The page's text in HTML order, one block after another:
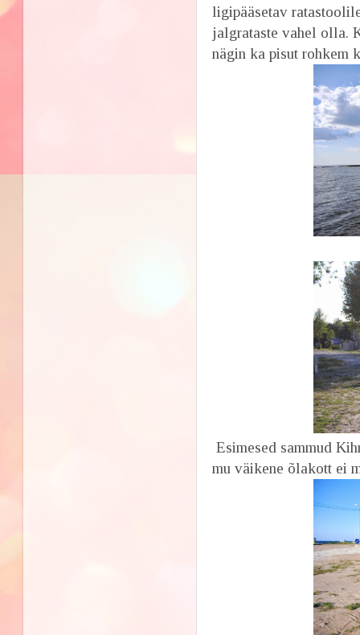
ligipääsetav
jalgrataste vahel olla.
nägin ka pisut rohkem
Esimesed sammud
mu väikene õlakott ei